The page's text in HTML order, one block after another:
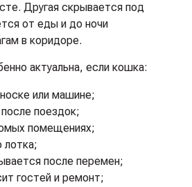
Другая скрывается под
от еды и до ночи
в коридоре.
актуальна, если кошка:
или машине;
поездок;
помещениях;
лотка;
после перемен;
гостей и ремонт;